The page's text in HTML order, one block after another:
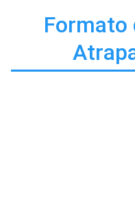
Formato